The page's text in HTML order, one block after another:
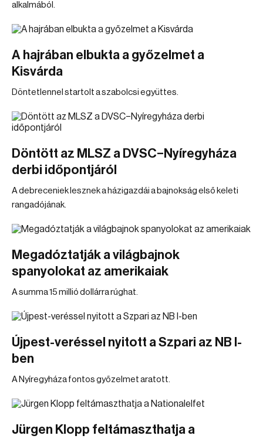
alkalmából.
A hajrában elbukta a győzelmet a
Kisvárda
Döntetlennel startolt a szabolcsi együttes.
Döntött az MLSZ a DVSC–Nyíregyháza
derbi időpontjáról
A debreceniek lesznek a házigazdái a bajnokság első keleti
rangadójának.
Megadóztatják a világbajnok
spanyolokat az amerikaiak
A summa 15 millió dollárra rúghat.
Újpest-veréssel nyitott a Szpari az NB I-
ben
A Nyíregyháza fontos győzelmet aratott.
Jürgen Klopp feltámaszthatja a